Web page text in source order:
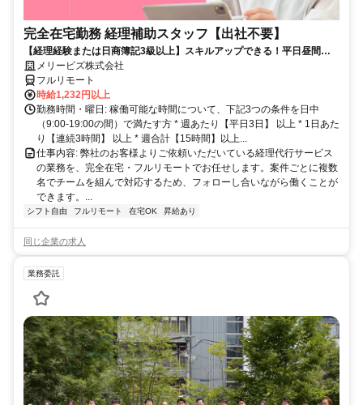
完全在宅勤務 経理補助スタッフ【出社不要】
【経理経験または日商簿記3級以上】スキルアップできる！平日昼間３h
～。完全在宅で育児・介護中の方も大歓迎♪
メリービズ株式会社
フルリモート
時給1,232円以上
勤務時間・曜日: 稼働可能な時間について、下記3つの条件を日中
（9:00-19:00の間）で満たす方 * 週あたり【平日3日】 以上 * 1日あた
り【連続3時間】 以上 * 週合計【15時間】以上...
仕事内容: 弊社のお客様よりご依頼いただいている経理代行サービス
の業務を、完全在宅・フルリモートでお任せします。案件ごとに複数
名でチームを組んで対応するため、フォローし合いながら働くことが
できます。...
シフト自由 フルリモート 在宅OK 昇給あり
同じ企業の求人
業務委託